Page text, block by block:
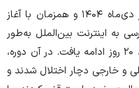
نخستین موج گسترده قطعی اینترنت در دی‌ماه ۱۴۰۴ و همزمان با آغاز
به اینترنت بین‌الملل به‌طور
کامل قطع شد و این وضعیت برای حدود ۲۰ روز ادامه یافت. در آن دوره،
و خارجی دچار اختلال شدند و